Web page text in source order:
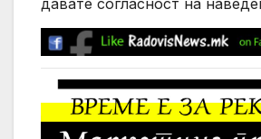
давате согласност на